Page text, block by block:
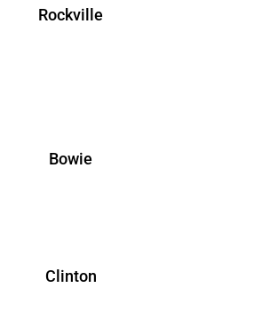
Rockville
Bowie
Clinton